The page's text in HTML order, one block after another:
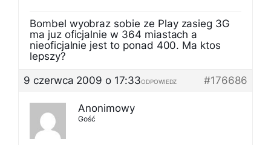
Bombel wyobraz sobie ze Play zasieg 3G
ma juz oficjalnie w 364 miastach a
nieoficjalnie jest to ponad 400. Ma ktos
lepszy?
9 czerwca 2009 o 17:33
#176686
ODPOWIEDZ
Anonimowy
Gość